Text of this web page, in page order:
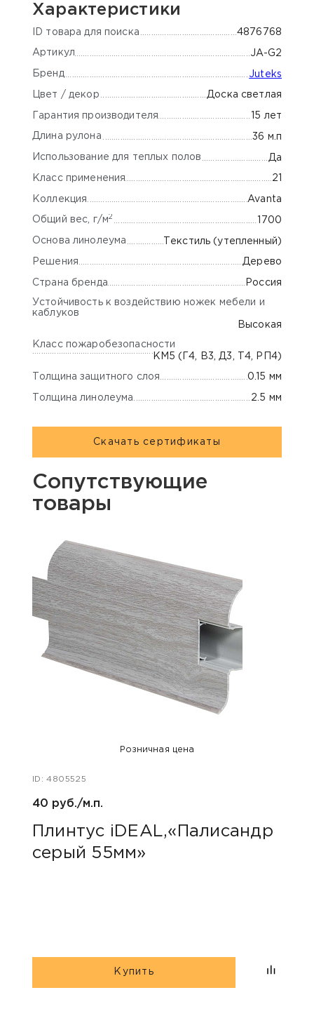
Характеристики
ID товара для поиска 4876768
Артикул JA-G2
Бренд Juteks
Цвет / декор Доска светлая
Гарантия производителя 15 лет
Длина рулона 36 м.п
Использование для теплых полов Да
Класс применения 21
Коллекция Avanta
Общий вес, г/м 2 1700
Основа линолеума Текстиль (утепленный)
Решения Дерево
Страна бренда Россия
Устойчивость к воздействию ножек мебели и
каблуков
Высокая
Класс пожаробезопасности
КМ5 (Г4, В3, Д3, Т4, РП4)
Толщина защитного слоя 0.15 мм
Толщина линолеума 2.5 мм
Скачать сертификаты
Сопутствующие
товары
Розничная цена
ID: 4805525
40 руб./м.п.
Плинтус iDEAL,«Палисандр
серый 55мм»
Купить